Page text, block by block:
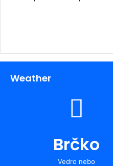
Weather
Brčko
Vedro nebo